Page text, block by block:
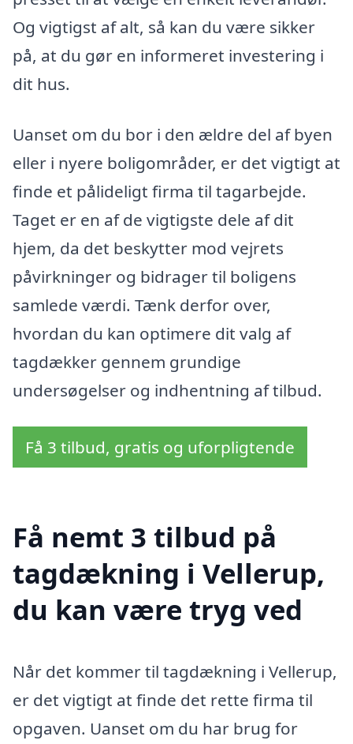
Og vigtigst af alt, så kan du være sikker
på, at du gør en informeret investering i
dit hus.
Uanset om du bor i den ældre del af byen
eller i nyere boligområder, er det vigtigt at
finde et pålideligt firma til tagarbejde.
Taget er en af de vigtigste dele af dit
hjem, da det beskytter mod vejrets
påvirkninger og bidrager til boligens
samlede værdi. Tænk derfor over,
hvordan du kan optimere dit valg af
tagdækker gennem grundige
undersøgelser og indhentning af tilbud.
Få 3 tilbud, gratis og uforpligtende
Få nemt 3 tilbud på
tagdækning i Vellerup,
du kan være tryg ved
Når det kommer til tagdækning i Vellerup,
er det vigtigt at finde det rette firma til
opgaven. Uanset om du har brug for